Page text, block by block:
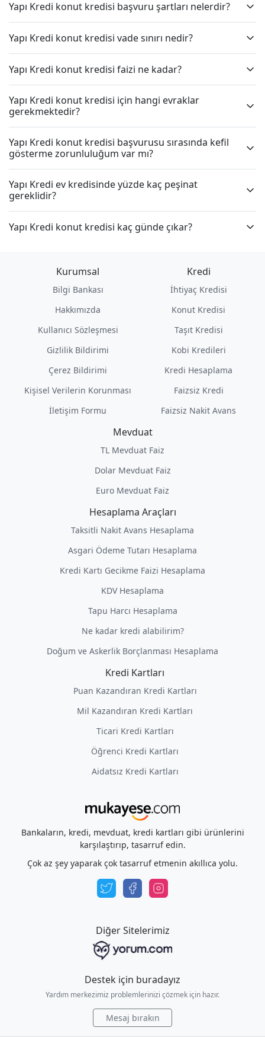
Yapı Kredi konut kredisi başvuru şartları nelerdir?
Yapı Kredi konut kredisi vade sınırı nedir?
Yapı Kredi konut kredisi faizi ne kadar?
Yapı Kredi konut kredisi için hangi evraklar
gerekmektedir?
Yapı Kredi konut kredisi başvurusu sırasında kefil
gösterme zorunluluğum var mı?
Yapı Kredi ev kredisinde yüzde kaç peşinat
gereklidir?
Yapı Kredi konut kredisi kaç günde çıkar?
Kurumsal
Bilgi Bankası
Hakkımızda
Kullanıcı Sözleşmesi
Gizlilik Bildirimi
Çerez Bildirimi
Kişisel Verilerin Korunması
İletişim Formu
Kredi
İhtiyaç Kredisi
Konut Kredisi
Taşıt Kredisi
Kobi Kredileri
Kredi Hesaplama
Faizsiz Kredi
Faizsiz Nakit Avans
Mevduat
TL Mevduat Faiz
Dolar Mevduat Faiz
Euro Mevduat Faiz
Hesaplama Araçları
Taksitli Nakit Avans Hesaplama
Asgari Ödeme Tutarı Hesaplama
Kredi Kartı Gecikme Faizi Hesaplama
KDV Hesaplama
Tapu Harcı Hesaplama
Ne kadar kredi alabilirim?
Doğum ve Askerlik Borçlanması Hesaplama
Kredi Kartları
Puan Kazandıran Kredi Kartları
Mil Kazandıran Kredi Kartları
Ticari Kredi Kartları
Öğrenci Kredi Kartları
Aidatsız Kredi Kartları
Bankaların, kredi, mevduat, kredi kartları gibi ürünlerini
karşılaştırıp, tasarruf edin.
Çok az şey yaparak çok tasarruf etmenin akıllıca yolu.
Diğer Sitelerimiz
Destek için buradayız
Yardım merkezimiz problemlerinizi çözmek için hazır.
Mesaj bırakın